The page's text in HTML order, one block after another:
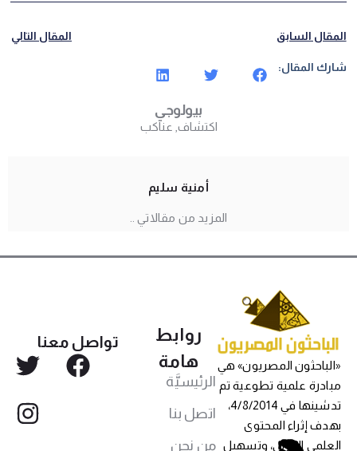
المقال السابق المقال التالي
شارك المقال:
بيولوجي
اكتشاف عناكب
أمنية سليم
المزيد من مقالاتي ..
«الباحثون المصريون» هي
مبادرة علمية تطوعية تم
تدشينها في 4/8/2014،
بهدف إثراء المحتوى
العلمي العربي، وتسهيل
روابط
هامة
الرئيسيَّة
اتصل بنا
من نحن
تواصل معنا